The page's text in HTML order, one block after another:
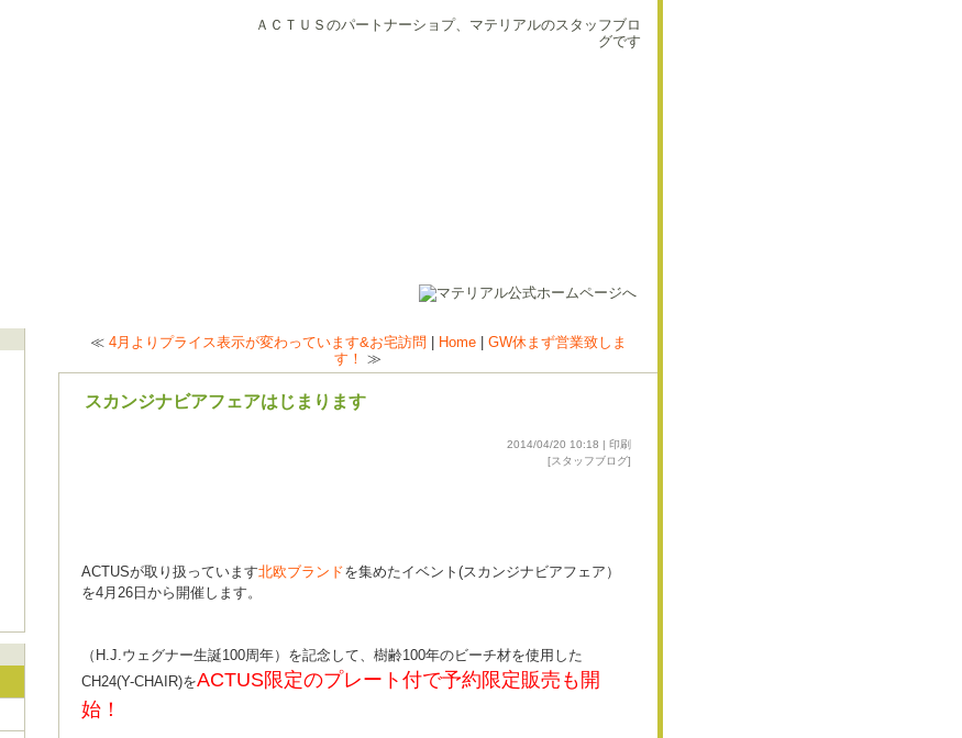
ＡＣＴＵＳのパートナーショプ、マテリアルのスタッフブロ
グです
≪ 4月よりプライス表示が変わっています&お宅訪問 Home| GW休まず営業致しま
す！ ≫
スカンジナビアフェアはじまります
2014/04/20 10:18 | 印刷
[スタッフブログ]
ACTUSが取り扱っています北欧ブランドを集めたイベント(スカンジナビアフェア）
を4月26日から開催します。
（H.J.ウェグナー生誕100周年）を記念して、樹齢100年のビーチ材を使用した
CH24(Y-CHAIR)をACTUS限定のプレート付で予約限定販売も開
始！